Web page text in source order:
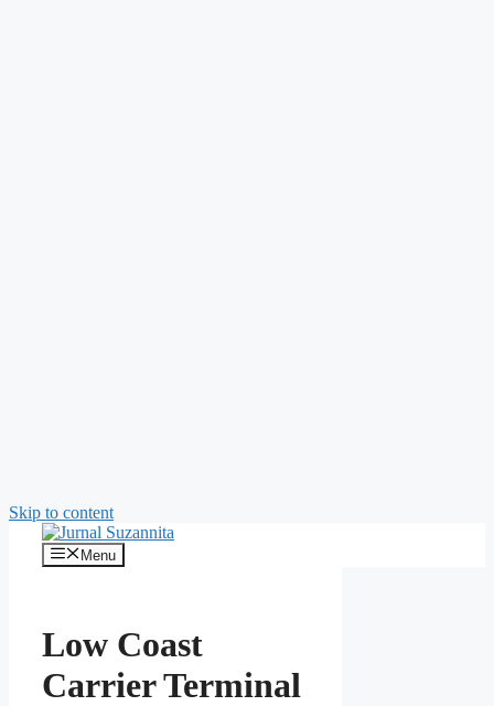
Skip to content
Menu
Low Coast
Carrier Terminal